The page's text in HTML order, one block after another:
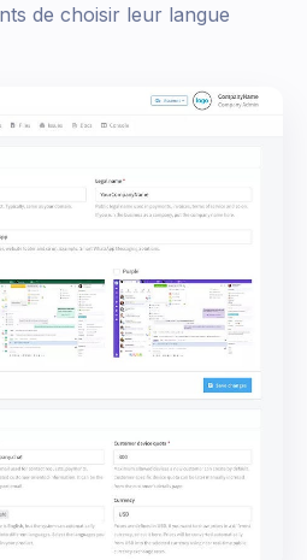
de choisir leur langue